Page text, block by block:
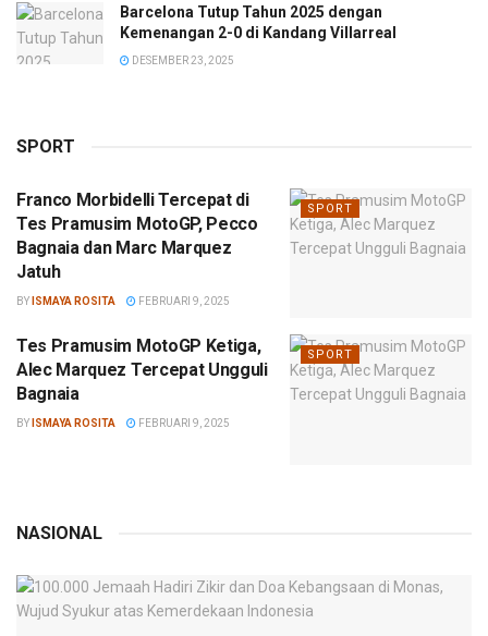
Barcelona Tutup Tahun 2025 dengan
Kemenangan 2-0 di Kandang Villarreal
DESEMBER 23, 2025
SPORT
SPORT
Franco Morbidelli Tercepat di
Tes Pramusim MotoGP, Pecco
Bagnaia dan Marc Marquez
Jatuh
BY ISMAYA ROSITA FEBRUARI 9, 2025
SPORT
Tes Pramusim MotoGP Ketiga,
Alec Marquez Tercepat Ungguli
Bagnaia
BY ISMAYA ROSITA FEBRUARI 9, 2025
NASIONAL